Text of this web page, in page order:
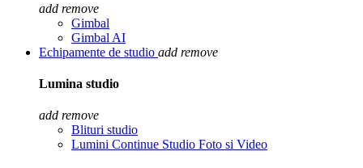
add remove
Gimbal
Gimbal AI
Echipamente de studio add remove
Lumina studio
add remove
Blituri studio
Lumini Continue Studio Foto si Video